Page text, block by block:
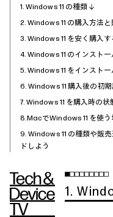
1. Windows 11 の種類
2. Windows 11 の購入方法
3. Windows 11 を安く購入す
4. Windows 11 のインスト
5. Windows 11 をインスト
6. Windows 11 購入後の初
7. Windows 11 を購入時の
8.MacでWindows 11 を使う
9. Windows 11 の種類や販
ドしよう
1.